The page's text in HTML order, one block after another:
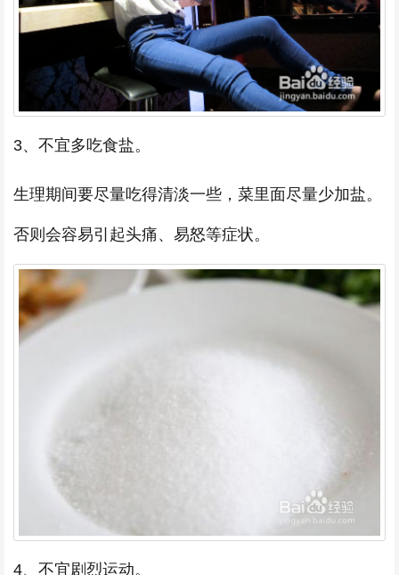
3、不宜多吃食盐。
生理期间要尽量吃得清淡一些，菜里面尽量少加盐。
否则会容易引起头痛、易怒等症状。
4、不宜剧烈运动。